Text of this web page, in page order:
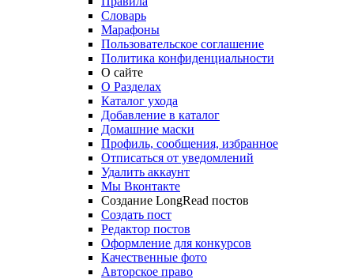
Словарь
Марафоны
Пользовательское соглашение
Политика конфиденциальности
О сайте
О Разделах
Каталог ухода
Добавление в каталог
Домашние маски
Профиль, сообщения, избранное
Отписаться от уведомлений
Удалить аккаунт
Мы Вконтакте
Создание LongRead постов
Создать пост
Редактор постов
Оформление для конкурсов
Качественные фото
Авторское право